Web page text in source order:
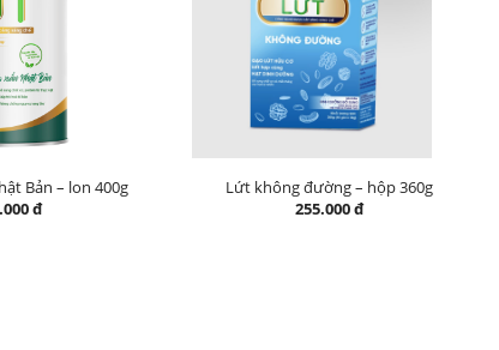
Bản – lon 400g
đ
Lứt không đường – hộp 360g
255.000 đ